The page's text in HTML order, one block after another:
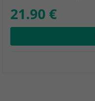
21.90 €